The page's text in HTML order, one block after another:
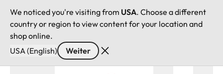
We noticed you're visiting from USA. Choose a different
country or region to view content for your location and
shop online.
USA (English)
Weiter